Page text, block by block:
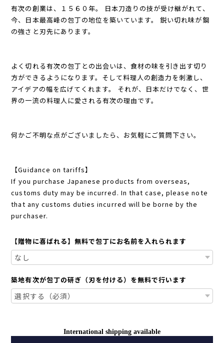
有次の創業は、１５６０年。 日本刀造りの技が受け継がれて、
今、日本最高峰の包丁の地位を築いています。 鋭い切れ味が鋼
の強さと刃先にあります。
よく切れる有次の包丁との出会いは、食材の味を引き出す切り
方ができるようになります。そして料理人の創造力を刺激し、
アイデアの幅を広げてくれます。 それが、日本だけでなく、世
界の一流の料理人に愛される有次の理由です。
何かご不明な点がございましたら、お気軽にご質問下さい。
【Guidance on tariffs】
If you purchase Japanese products from overseas,
customs duty may be incurred. In that case, please note
that any customs duties incurred will be borne by the
purchaser.
【贈物に喜ばれる】無料で包丁にお名前を入れられます
築地有次が包丁の研ぎ（刃を付ける）を無料で行います
International shipping available